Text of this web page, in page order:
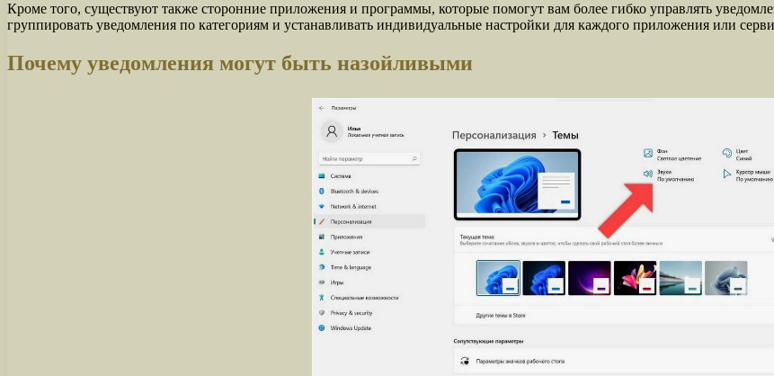
Кроме того, существуют также сторонние приложения и программы, которые помогут вам более гибко управлять
группировать уведомления по категориям и устанавливать индивидуальные настройки для каждого приложения или
Почему уведомления могут быть назойливыми